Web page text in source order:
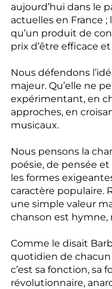
aujourd’hui dans le
actuelles en France
qu’un produit de
prix d’être efficace
Nous défendons
majeur. Qu’elle ne
expérimentant, en
approches, en
musicaux.
Nous pensons la
poésie, de pensée
les formes
caractère populaire.
une simple valeur
chanson est hymne,
Comme le disait
quotidien de chacun
c’est sa fonction, sa
révolutionnaire,